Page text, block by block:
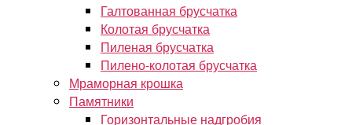
Галтованная брусчатка
Колотая брусчатка
Пиленая брусчатка
Пилено-колотая брусчатка
Мраморная крошка
Памятники
Горизонтальные надгробия